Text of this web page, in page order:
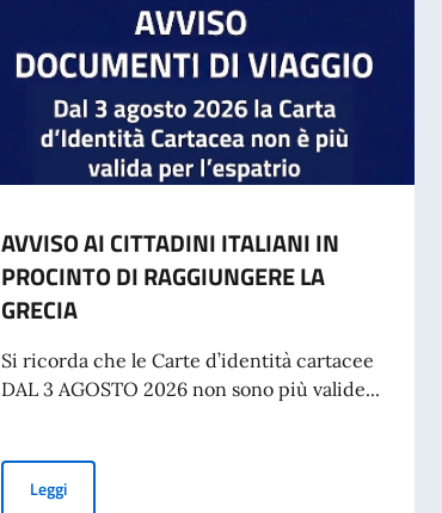
AVVISO AI CITTADINI ITALIANI IN
PROCINTO DI RAGGIUNGERE LA
GRECIA
Si ricorda che le Carte d’identità cartacee
DAL 3 AGOSTO 2026 non sono più valide...
LeggiAVVISO AI CITTADINI ITALIANI IN PROCINTO DI